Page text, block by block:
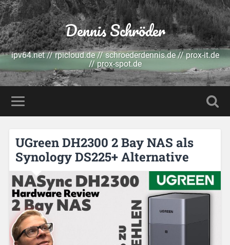
Dennis Schröder
ipv64.net // rpicloud.de // schroederdennis.de // prox-it.de
// prox-spot.de
UGreen DH2300 2 Bay NAS als
Synology DS225+ Alternative